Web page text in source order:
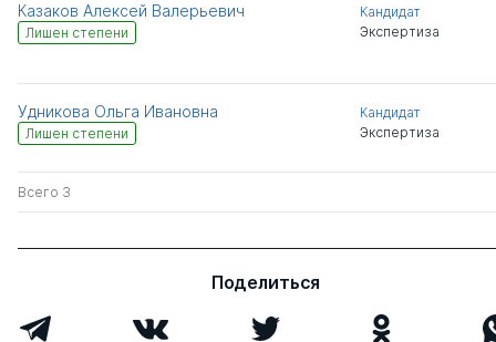
Казаков Алексей Валерьевич
Лишен степени
Кандидат
Экспертиза
Удникова Ольга Ивановна
Лишен степени
Кандидат
Экспертиза
Всего 3
Поделиться